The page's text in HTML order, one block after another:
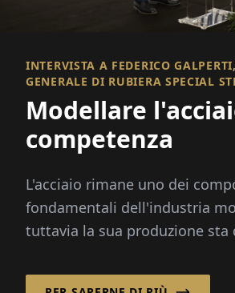
INTERVISTA A FEDERICO
GENERALE DI RUBIERA SPECIAL
Modellare
competenza
L'acciaio rimane uno dei
fondamentali dell'industria
tuttavia la sua produzione sta